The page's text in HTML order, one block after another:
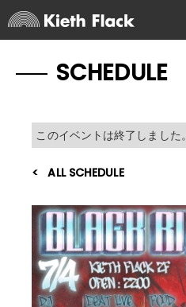
SCHEDULE
このイベントは終了しました。
ALL SCHEDULE